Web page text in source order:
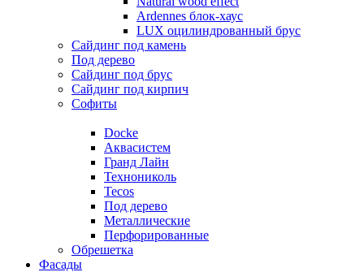
Ardennes блок-хаус
LUX оцилиндрованный брус
Сайдинг под камень
Под дерево
Сайдинг под брус
Сайдинг под кирпич
Софиты
Docke
Аквасистем
Гранд Лайн
Технониколь
Tecos
Под дерево
Металлические
Перфорированные
Обрешетка
Фасады